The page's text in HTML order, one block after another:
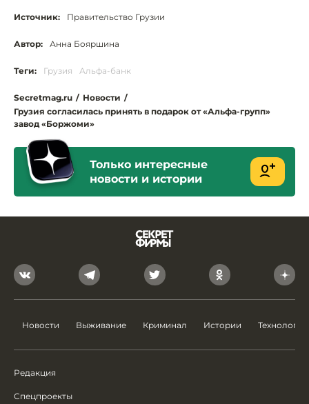
Источник: Правительство Грузии
Автор: Анна Бояршина
Теги: Грузия Альфа-банк
Secretmag.ru / Новости /
Грузия согласилась принять в подарок от «Альфа-групп»
завод «Боржоми»
Только интересные
новости и истории
Новости Выживание Криминал Истории Технологии
Редакция
Спецпроекты